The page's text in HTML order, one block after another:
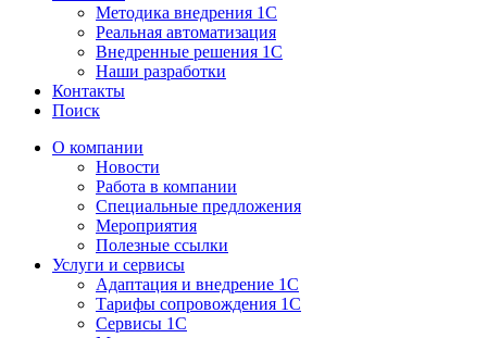
Методика внедрения 1С
Реальная автоматизация
Внедренные решения 1С
Наши разработки
Контакты
Поиск
О компании
Новости
Работа в компании
Специальные предложения
Мероприятия
Полезные ссылки
Услуги и сервисы
Адаптация и внедрение 1С
Тарифы сопровождения 1С
Сервисы 1С